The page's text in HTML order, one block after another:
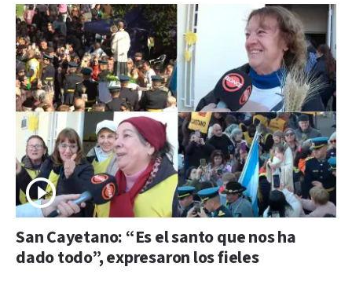
San Cayetano: “Es el santo que nos ha
dado todo”, expresaron los fieles